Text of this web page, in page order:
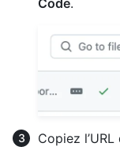
Code.
Copiez